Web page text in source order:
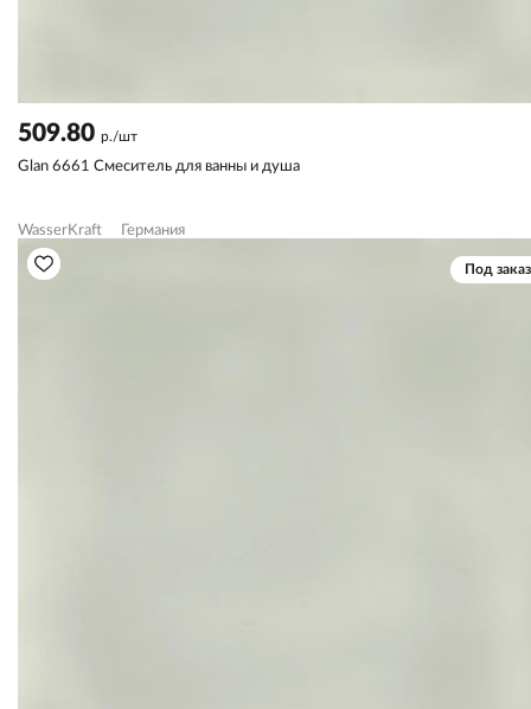
509.80 р./шт
Glan 6661 Смеситель для ванны и душа
WasserKraft Германия
Под заказ